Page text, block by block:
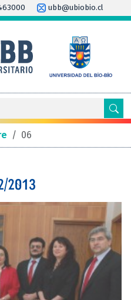
ubb@ubiobio.cl
/ 06
2013